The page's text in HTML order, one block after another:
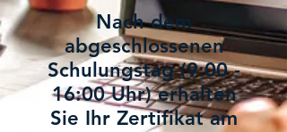
Nach dem
abgeschlossenen
Schulungstag (9:00 -
16:00 Uhr) erhalten
Sie Ihr Zertifikat am